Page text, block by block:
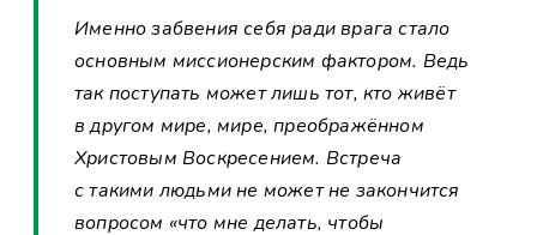
Именно забвения себя ради врага стало
основным миссионерским фактором. Ведь
так поступать может лишь тот, кто живёт
в другом мире, мире, преображённом
Христовым Воскресением. Встреча
с такими людьми не может не закончится
вопросом «что мне делать, чтобы